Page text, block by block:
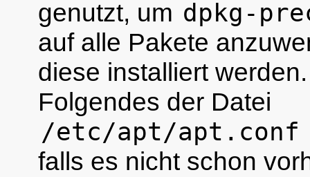
genutzt, um dpkg-
auf alle Pakete
diese installiert
Folgendes der Datei
/etc/apt/apt.conf
falls es nicht schon